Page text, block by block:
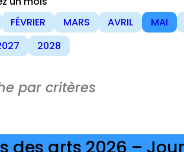
FÉVRIER MARS AVRIL MAI
2028
par critères